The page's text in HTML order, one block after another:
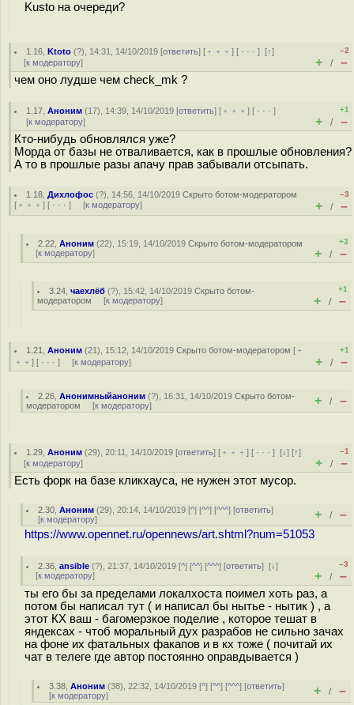
Kusto на очереди?
1.16 ,Ktoto (?), 14:31, 14/10/2019 [ответить] [ ﹢﹢﹢] [ · · ·][↑]
[к модератору]
–2
+ / –
чем оно лудше чем check_mk ?
1.17 ,Аноним (17), 14:39, 14/10/2019 [ответить] [ ﹢﹢﹢] [ · · ·]
[к модератору]
+1
+ / –
Кто-нибудь обновлялся уже?
Морда от базы не отваливается, как в прошлые обновления?
А то в прошлые разы апачу прав забывали отсыпать.
1.18 ,Дихлофос (?), 14:56, 14/10/2019Скрыто ботом-модератором
[ ﹢﹢﹢ ] [ · · · ] [к модератору]
–3
+ / –
2.22 ,Аноним (22), 15:19, 14/10/2019Скрыто ботом-модератором
[к модератору]
+3
+ / –
3.24 ,чаехлёб (?), 15:42, 14/10/2019Скрыто ботом-
модератором [к модератору]
+1
+ / –
1.21 ,Аноним (21), 15:12, 14/10/2019Скрыто ботом-модератором [ ﹢
﹢﹢ ] [ · · · ] [к модератору]
+1
+ / –
2.26 ,Анонимныйаноним (?), 16:31, 14/10/2019Скрыто ботом-
модератором [к модератору] + / –
1.29 ,Аноним (29), 20:11, 14/10/2019 [ответить] [ ﹢﹢﹢] [ · · ·][↓] [↑]
[к модератору]
–1
+ / –
Есть форк на базе кликхауса, не нужен этот мусор.
2.30 ,Аноним (29), 20:14, 14/10/2019 [^] [^^] [^^^] [ответить]
[к модератору] + / –
https://www.opennet.ru/opennews/art.shtml?num=51053
2.36 ,ansible (?), 21:37, 14/10/2019 [^] [^^] [^^^] [ответить][↓]
[к модератору]
–3
+ / –
ты его бы за пределами локалхоста поимел хоть раз, а
потом бы написал тут ( и написал бы нытье - нытик ) , а
этот КХ ваш - багомерзкое поделие , которое тешат в
яндексах - чтоб моральный дух разрабов не сильно зачах
на фоне их фатальных факапов и в кх тоже ( почитай их
чат в телеге где автор постоянно оправдывается )
3.38 ,Аноним (38), 22:32, 14/10/2019 [^] [^^] [^^^] [ответить]
[к модератору] + / –